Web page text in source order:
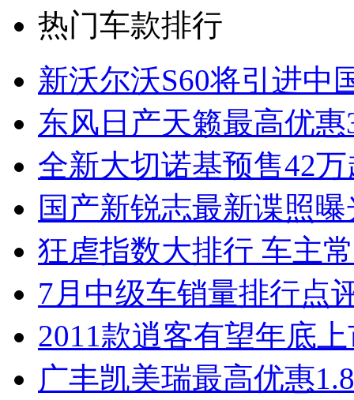
热门车款排行
新沃尔沃S60将引进中
东风日产天籁最高优
全新大切诺基预售42
国产新锐志最新谍照
狂虐指数大排行 车主
7月中级车销量排行点
2011款逍客有望年底
广丰凯美瑞最高优惠